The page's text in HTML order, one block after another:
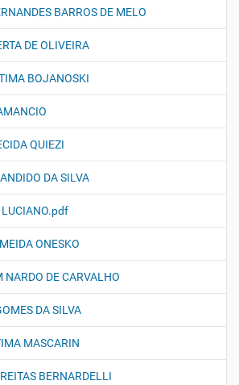
BARROS DE MELO
DE OLIVEIRA
BOJANOSKI
QUIEZI
DA SILVA
ONESKO
NARDO DE CARVALHO
DA SILVA
MASCARIN
BERNARDELLI